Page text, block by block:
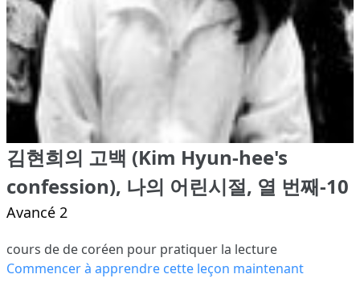
김현희의 고백 (Kim Hyun-hee's
confession), 나의 어린시절, 열 번째-10
Avancé 2
cours de de coréen pour pratiquer la lecture
Commencer à apprendre cette leçon maintenant